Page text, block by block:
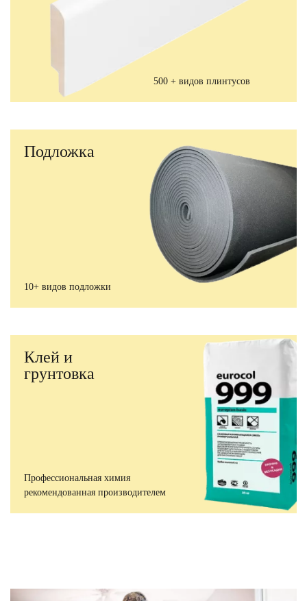
500 + видов плинтусов
Подложка
10+ видов подложки
Клей и
грунтовка
Профессиональная химия
рекомендованная производителем